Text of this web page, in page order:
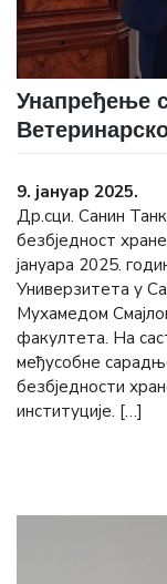
Унапређење
9. јануар 2025.
Др.сци. Санин
безбједност
јануара 2025.
Универзитета у
Мухамедом
факултета. На
међусобне
безбједности
институције. […]